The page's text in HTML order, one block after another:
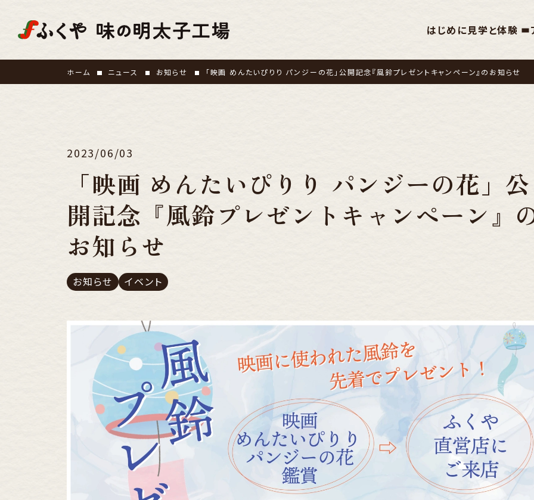
はじめに見学と体験
ホーム ニュース お知らせ 「映画 めんたいぴりり パンジーの花」公開記念『風鈴プレゼントキャンペーン』のお知らせ
2023/06/03
「映画 めんたいぴりり パンジーの花」公
開記念『風鈴プレゼントキャンペーン』
お知らせ
お知らせ イベント